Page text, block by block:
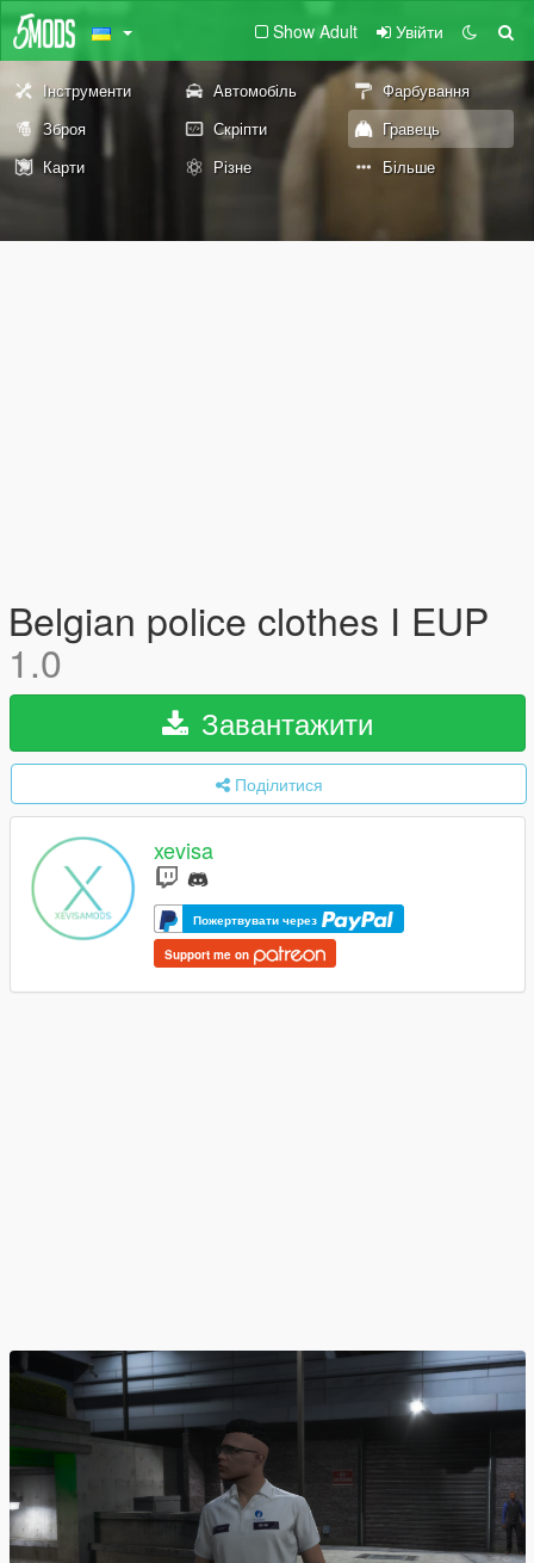
Show Adult Увійти
Інструменти Автомобіль
Фарбування
Зброя
Скріпти
Гравець
Карти
Різне Більше
Belgian police clothes I EUP
1.0
Завантажити
Поділитися
xevisa
Пожертвувати через
Support me on